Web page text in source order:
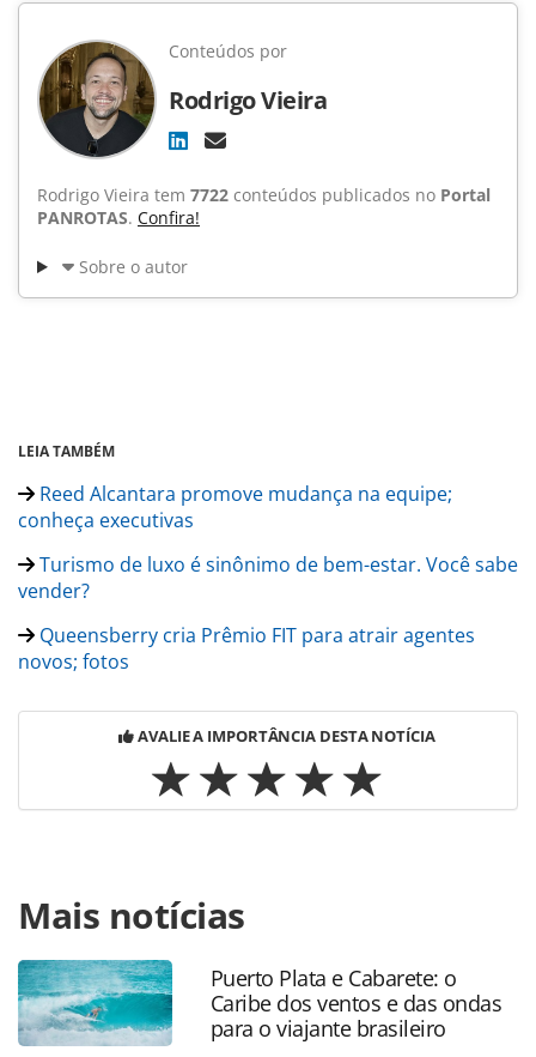
Conteúdos por
Rodrigo Vieira
Rodrigo Vieira tem 7722 conteúdos publicados no Portal
PANROTAS. Confira!
Sobre o autor
LEIA TAMBÉM
Reed Alcantara promove mudança na equipe;
conheça executivas
Turismo de luxo é sinônimo de bem-estar. Você sabe
vender?
Queensberry cria Prêmio FIT para atrair agentes
novos; fotos
AVALIE A IMPORTÂNCIA DESTA NOTÍCIA
https://www.panrotas.com.br/mercado/eventos/2019/02/
latin-america--39levara-profissionais-de-volta-a-vida-
39_162129.html ou as ferramentas oferecidas na página.
Todo o conteúdo produzido pela PANROTAS Editora é
protegido pela legislação brasileira sobre direito autoral.
Não reproduza o conteúdo sem autorização da PANROTAS
Mais notícias
Puerto Plata e Cabarete: o
Caribe dos ventos e das ondas
para o viajante brasileiro